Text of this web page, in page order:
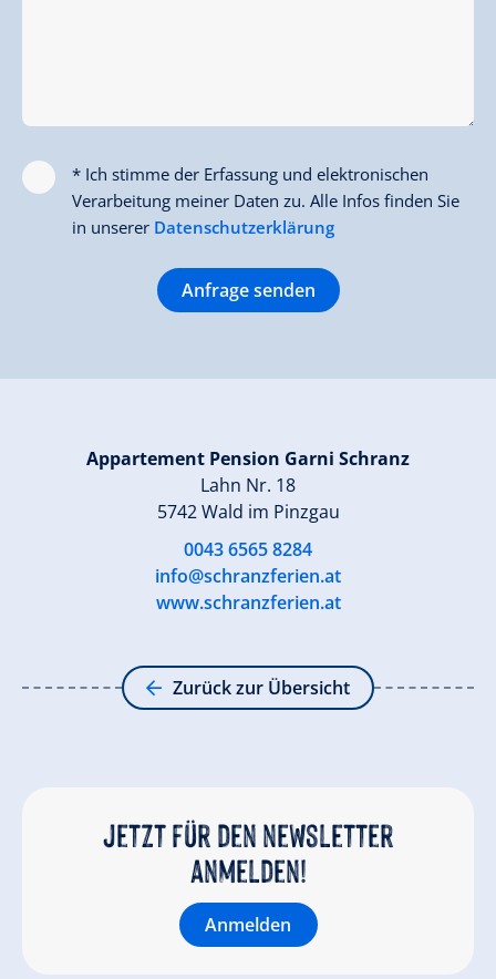
* Ich stimme der Erfassung und elektronischen
Verarbeitung meiner Daten zu. Alle Infos finden Sie
in unserer Datenschutzerklärung
Anfrage senden
Appartement Pension Garni Schranz
Lahn Nr. 18
5742 Wald im Pinzgau
0043 6565 8284
info@schranzferien.at
www.schranzferien.at
Zurück zur Übersicht
Jetzt für den newsletter
anmelden!
Anmelden